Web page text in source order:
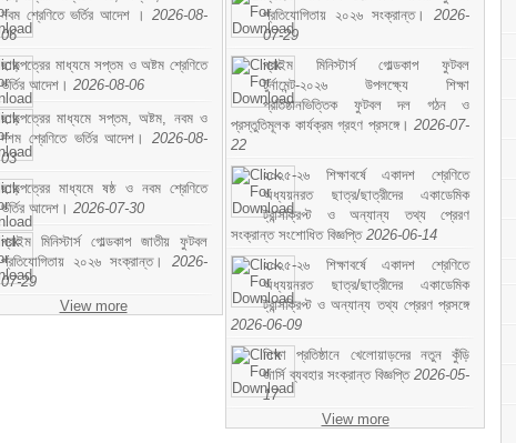
নবম শ্রেণিতে ভর্তির আদেশ । 2026-08-
06
ছাড়পত্রের মাধ্যমে সপ্তম ও অষ্টম শ্রেণিতে
ভর্তির আদেশ। 2026-08-06
ছাড়পত্রের মাধ্যমে সপ্তম, অষ্টম, নবম ও
দশম শ্রেণিতে ভর্তির আদেশ। 2026-08-
03
ছাড়পত্রের মাধ্যমে ষষ্ঠ ও নবম শ্রেণিতে
ভর্তির আদেশ। 2026-07-30
প্রাইম মিনিস্টার্স গোল্ডকাপ জাতীয় ফুটবল
প্রতিযোগিতায় ২০২৬ সংক্রান্ত। 2026-
07-29
View more
প্রতিযোগিতায় ২০২৬ সংক্রান্ত। 2026-
07-29
প্রাইম মিনিস্টার্স গোল্ডকাপ ফুটবল
টুর্নামেন্ট-২০২৬ উপলক্ষ্যে শিক্ষা
প্রতিষ্ঠানভিত্তিক ফুটবল দল গঠন ও
প্রস্তুতিমূলক কার্যক্রম গ্রহণ প্রসঙ্গে। 2026-07-
22
২০২৫-২৬ শিক্ষাবর্ষে একাদশ শ্রেণিতে
অধ্যয়নরত ছাত্র/ছাত্রীদের একাডেমিক
ট্রান্সক্রিপ্ট ও অন্যান্য তথ্য প্রেরণ
সংক্রান্ত সংশোধিত বিজ্ঞপ্তি 2026-06-14
২০২৫-২৬ শিক্ষাবর্ষে একাদশ শ্রেণিতে
অধ্যয়নরত ছাত্র/ছাত্রীদের একাডেমিক
ট্রান্সক্রিপ্ট ও অন্যান্য তথ্য প্রেরণ প্রসঙ্গে
2026-06-09
শিক্ষা প্রতিষ্ঠানে খেলোয়াড়দের নতুন কুঁড়ি
জার্সি ব্যবহার সংক্রান্ত বিজ্ঞপ্তি 2026-05-
17
View more